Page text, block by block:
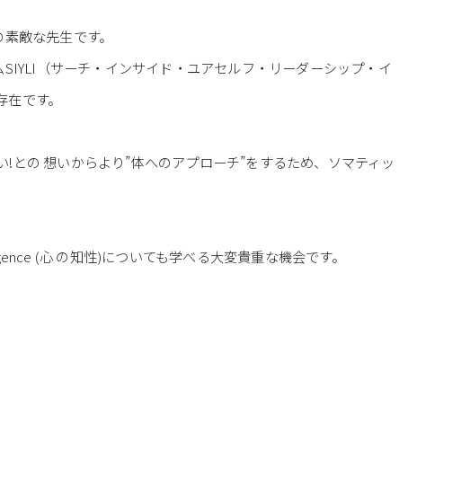
敵な先生です。
（サーチ・インサイド・ユアセルフ・リーダーシップ・イ
です。
の 想いからより”体へのアプローチ”をするため、ソマティッ
(心 の知性)についても学べる大変貴重な機会です。